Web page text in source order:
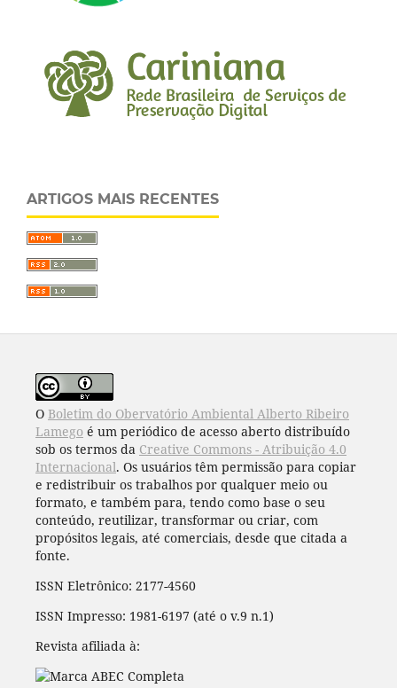
ARTIGOS MAIS RECENTES
O Boletim do Obervatório Ambiental Alberto Ribeiro
Lamego é um periódico de acesso aberto distribuído
sob os termos da Creative Commons - Atribuição 4.0
Internacional. Os usuários têm permissão para copiar
e redistribuir os trabalhos por qualquer meio ou
formato, e também para, tendo como base o seu
conteúdo, reutilizar, transformar ou criar, com
propósitos legais, até comerciais, desde que citada a
fonte.
ISSN Eletrônico: 2177-4560
ISSN Impresso: 1981-6197 (até o v.9 n.1)
Revista afiliada à: